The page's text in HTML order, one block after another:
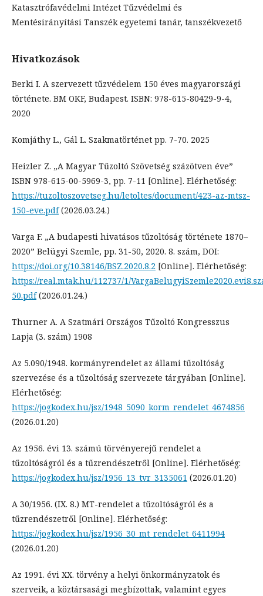
Katasztrófavédelmi Intézet Tűzvédelmi és
Mentésirányítási Tanszék egyetemi tanár, tanszékvezető
Hivatkozások
Berki I. A szervezett tűzvédelem 150 éves magyarországi
története. BM OKF, Budapest. ISBN: 978-615-80429-9-4,
2020
Komjáthy L., Gál L. Szakmatörténet pp. 7-70. 2025
Heizler Z. „A Magyar Tűzoltó Szövetség százötven éve”
ISBN 978-615-00-5969-3, pp. 7-11 [Online]. Elérhetőség:
https://tuzoltoszovetseg.hu/letoltes/document/423-az-mtsz-
150-eve.pdf(2026.03.24.)
Varga F. „A budapesti hivatásos tűzoltóság története 1870–
2020” Belügyi Szemle, pp. 31-50, 2020. 8. szám, DOI:
https://doi.org/10.38146/BSZ.2020.8.2 [Online]. Elérhetőség:
https://real.mtak.hu/112737/1/
50.pdf(2026.01.24.)
Thurner A. A Szatmári Országos Tűzoltó Kongresszus
Lapja (3. szám) 1908
Az 5.090/1948. kormányrendelet az állami tűzoltóság
szervezése és a tűzoltóság szervezete tárgyában [Online].
Elérhetőség:
https://jogkodex.hu/jsz/1948_5090_korm_rendelet_4674856
(2026.01.20)
Az 1956. évi 13. számú törvényerejű rendelet a
tűzoltóságról és a tűzrendészetről [Online]. Elérhetőség:
https://jogkodex.hu/jsz/1956_13_tvr_3135061 (2026.01.20)
A 30/1956. (IX. 8.) MT-rendelet a tűzoltóságról és a
tűzrendészetről [Online]. Elérhetőség:
https://jogkodex.hu/jsz/1956_30_mt_rendelet_6411994
(2026.01.20)
Az 1991. évi XX. törvény a helyi önkormányzatok és
szerveik, a köztársasági megbízottak, valamint egyes